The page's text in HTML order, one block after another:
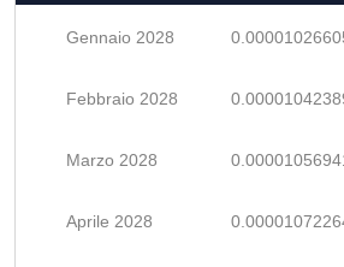
Gennaio 2028
Febbraio 2028
Marzo 2028
Aprile 2028